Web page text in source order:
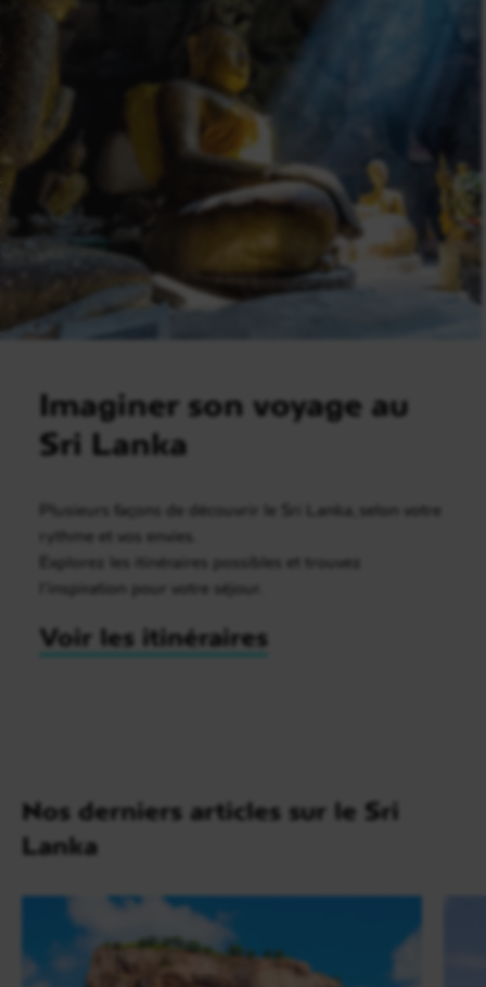
Imaginer son voyage au
Sri Lanka
Plusieurs façons de découvrir le Sri Lanka, selon votre
rythme et vos envies.
Explorez les itinéraires possibles et trouvez
l’inspiration pour votre séjour.
Voir les itinéraires
Nos derniers articles sur le Sri
Lanka